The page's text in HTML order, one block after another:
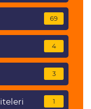
69
4
3
1